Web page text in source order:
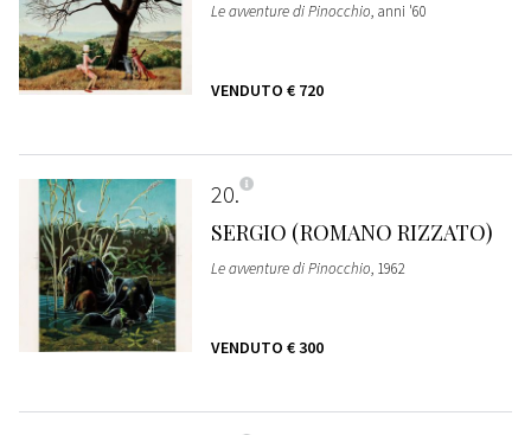
Le avventure di Pinocchio, anni '60
VENDUTO € 720
20
SERGIO (ROMANO RIZZATO)
Le avventure di Pinocchio, 1962
VENDUTO € 300